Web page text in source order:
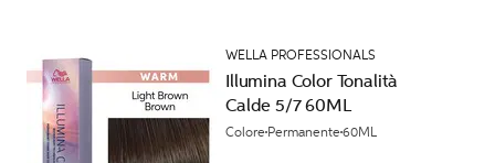
WELLA PROFESSIONALS
Illumina Color Tonalità
Calde 5/7 60ML
Colore Permanente60ML